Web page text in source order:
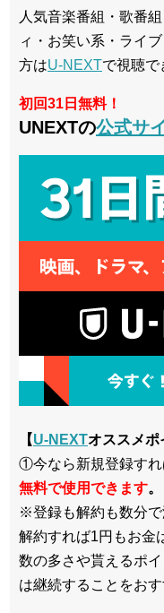
人気音楽番組・歌番
ィ・お笑い系・ライ
方はU-NEXTで視聴で
初回31日無料！
UNEXTの公式サ
【U-NEXTオススメポ
①今なら新規登録すれ
無料で使用できます。
※登録も解約も数分
解約すれば1円もお金
数の多さや貰えるポ
は継続することをおす